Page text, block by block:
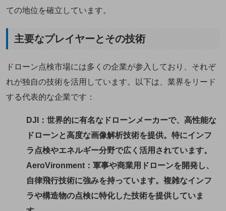
ての地位を確立しています。
主要なプレイヤーとその技術
ドローン点検市場には多くの企業が参入しており、それぞ
れが独自の技術を活用しています。以下は、業界をリード
する代表的な企業です：
DJI
：世界的に有名なドローンメーカーで、高性能な
ドローンと高度な画像解析技術を提供。特にインフ
ラ点検やエネルギー分野で広く活用されています。
AeroVironment ：軍事や商業用ドローンを開発し、
自律飛行技術に強みを持っています。複雑なインフ
ラや構造物の点検に特化した技術を提供していま